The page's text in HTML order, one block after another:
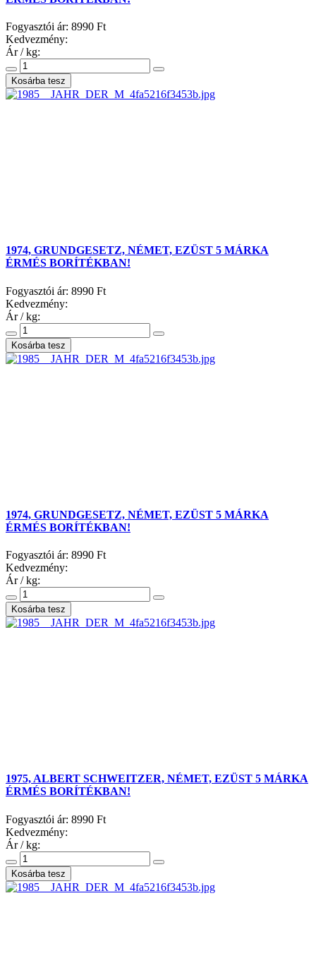
Fogyasztói ár: 8990 Ft
Kedvezmény:
Ár / kg:
1974, GRUNDGESETZ, NÉMET, EZÜST 5 MÁRKA
ÉRMÉS BORÍTÉKBAN!
Fogyasztói ár: 8990 Ft
Kedvezmény:
Ár / kg:
1974, GRUNDGESETZ, NÉMET, EZÜST 5 MÁRKA
ÉRMÉS BORÍTÉKBAN!
Fogyasztói ár: 8990 Ft
Kedvezmény:
Ár / kg:
1975, ALBERT SCHWEITZER, NÉMET, EZÜST 5 MÁRKA
ÉRMÉS BORÍTÉKBAN!
Fogyasztói ár: 8990 Ft
Kedvezmény:
Ár / kg: